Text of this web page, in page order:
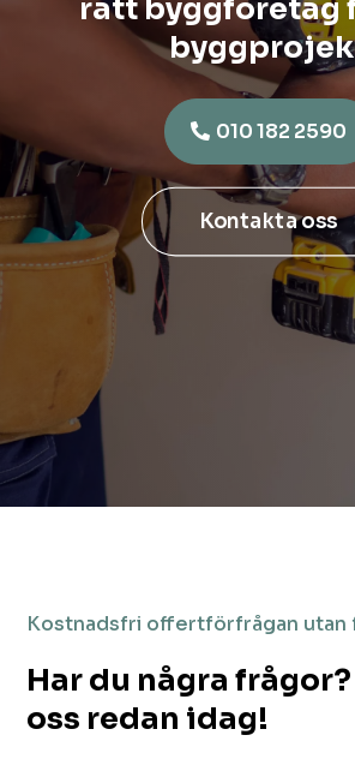
rätt byggföretag
010 182 2590
Kontakta oss
Kostnadsfri offertförfrågan utan
Har du några
oss redan idag!